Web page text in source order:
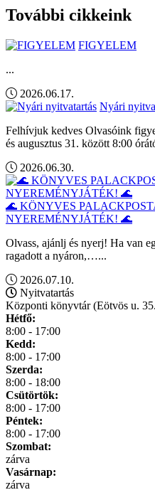
További cikkeink
FIGYELEM
...
2026.06.17.
Nyári
Felhívjuk kedves Olvasóink
és augusztus 31. között 8:00
2026.06.30.
🌊 KÖNYVES
NYEREMÉNYJÁTÉK! 🌊
Olvass, ajánlj és nyerj! Ha van
ragadott a nyáron,…...
2026.07.10.
Nyitvatartás
Központi könyvtár (Eötvös u.
Hétfő:
8:00 - 17:00
Kedd:
8:00 - 17:00
Szerda:
8:00 - 18:00
Csütörtök:
8:00 - 17:00
Péntek:
8:00 - 17:00
Szombat:
zárva
Vasárnap:
zárva